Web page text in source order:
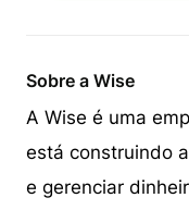
Sobre a Wise
A Wise é uma
está construindo
e gerenciar